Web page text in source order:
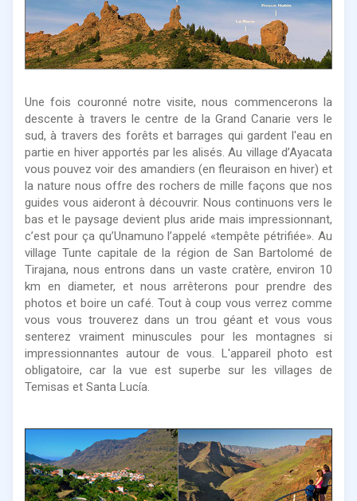
Une fois couronné notre visite, nous commencerons la
descente à travers le centre de la Grand Canarie vers le
sud, à travers des forêts et barrages qui gardent l'eau en
partie en hiver apportés par les alisés. Au village d’Ayacata
vous pouvez voir des amandiers (en fleuraison en hiver) et
la nature nous offre des rochers de mille façons que nos
guides vous aideront à découvrir. Nous continuons vers le
bas et le paysage devient plus aride mais impressionnant,
c’est pour ça qu’Unamuno l’appelé «tempête pétrifiée». Au
village Tunte capitale de la région de San Bartolomé de
Tirajana, nous entrons dans un vaste cratère, environ 10
km en diameter, et nous arrêterons pour prendre des
photos et boire un café. Tout à coup vous verrez comme
vous vous trouverez dans un trou géant et vous vous
senterez vraiment minuscules pour les montagnes si
impressionnantes autour de vous. L'appareil photo est
obligatoire, car la vue est superbe sur les villages de
Temisas et Santa Lucía.